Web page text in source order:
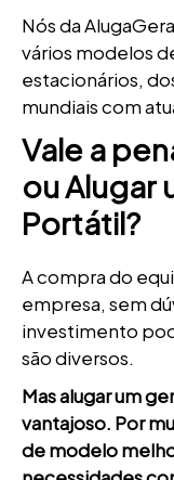
Nós da
vários modelos
estacionários,
mundiais com
Vale a
ou Alugar
Portátil?
A compra do
empresa, sem
investimento
são diversos.
Mas alugar um
vantajoso. Por
de modelo